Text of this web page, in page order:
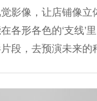
影像，让店铺像
各形各色的‘支线’
段，去预演未来